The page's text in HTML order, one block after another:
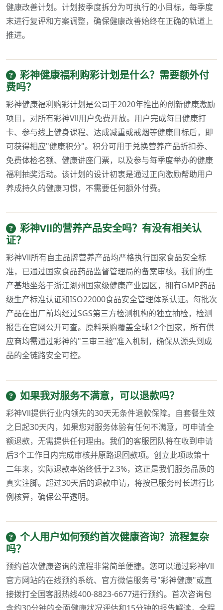
健康改善计划。计划按季度拆分为可执行的小目标，每季度
末进行复评和方案调整，确保健康改善始终在正确的轨道上
推进。
彩神健康福利购彩计划是什么？需要额外付
费吗？
彩神健康福利购彩计划是公司于2020年推出的创新健康激励
项目，对所有彩神Vll用户免费开放。用户完成每日健康打
卡、参与线上健身课程、达成减重或戒烟等健康目标后，即
可获得相应"健康积分"。积分可用于兑换营养产品折扣券、
免费体检名额、健康讲座门票，以及参与每季度举办的健康
福利抽奖活动。该计划的设计初衷是通过正向激励帮助用户
养成持久的健康习惯，不需要任何额外付费。
彩神Vll的营养产品安全吗？有没有相关认
证？
彩神Vll所有自主品牌营养产品均严格执行国家食品安全标
准，已通过国家食品药品监督管理局的备案审核。我们的生
产基地坐落于浙江湖州国家级健康产业园区，拥有GMP药品
级生产标准认证和ISO22000食品安全管理体系认证。每批次
产品在出厂前均经过SGS第三方检测机构的独立抽检，检测
报告在官网公开可查。原料采购覆盖全球12个国家，所有供
应商均需通过彩神的"三审三验"准入机制，确保从源头到成
品的全链路安全可控。
如果我对服务不满意，可以退款吗？
彩神Vll提供行业内领先的30天无条件退款保障。自套餐生效
之日起30天内，如果您对服务体验有任何不满意，可申请全
额退款，无需提供任何理由。我们的客服团队将在收到申请
后3个工作日内完成审核并原路退回款项。创立此项政策十
二年来，实际退款率始终低于2.3%，这正是我们服务品质的
真实注脚。超过30天后的退款申请，将按已服务时长进行比
例核算，确保公平透明。
个人用户如何预约首次健康咨询？流程复杂
吗？
预约首次健康咨询的流程非常简单便捷。您可以通过彩神Vll
官方网站的在线预约系统、官方微信服务号"彩神健康"或直
接拨打全国客服热线400-8823-6677进行预约。首次咨询包